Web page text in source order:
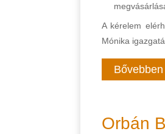
A kérelem
Mónika
Bővebben
Orbán